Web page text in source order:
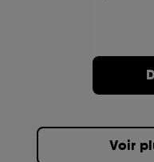
Voir
pouvez
de ces cookies